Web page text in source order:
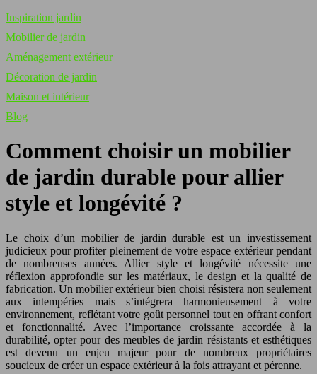
Inspiration jardin
Mobilier de jardin
Aménagement extérieur
Décoration de jardin
Maison et intérieur
Blog
Comment choisir un mobilier
de jardin durable pour allier
style et longévité ?
Le choix d’un mobilier de jardin durable est un investissement
judicieux pour profiter pleinement de votre espace extérieur pendant
de nombreuses années. Allier style et longévité nécessite une
réflexion approfondie sur les matériaux, le design et la qualité de
fabrication. Un mobilier extérieur bien choisi résistera non seulement
aux intempéries mais s’intégrera harmonieusement à votre
environnement, reflétant votre goût personnel tout en offrant confort
et fonctionnalité. Avec l’importance croissante accordée à la
durabilité, opter pour des meubles de jardin résistants et esthétiques
est devenu un enjeu majeur pour de nombreux propriétaires
soucieux de créer un espace extérieur à la fois attrayant et pérenne.